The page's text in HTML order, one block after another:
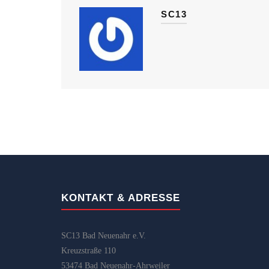
SC13
KONTAKT & ADRESSE
SC13 Bad Neuenahr e.V.
Kreuzstraße 110
53474 Bad Neuenahr-Ahrweiler